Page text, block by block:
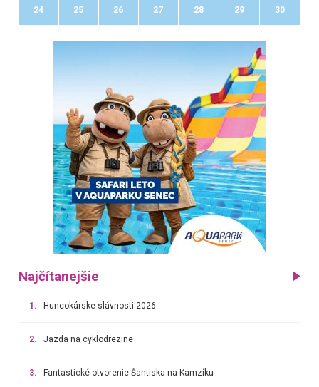
24 25 26 27 28 29 30
Najčítanejšie
1. Huncokárske slávnosti 2026
2. Jazda na cyklodrezine
3. Fantastické otvorenie Šantiska na Kamzíku